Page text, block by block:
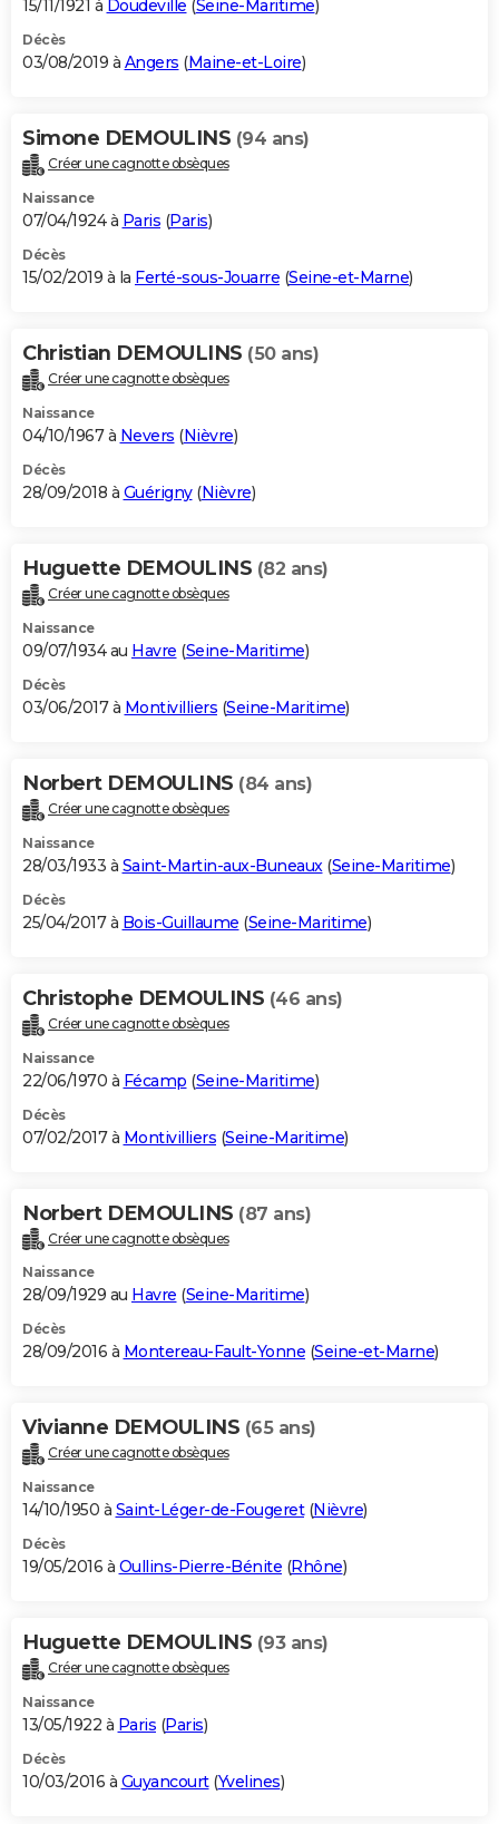
15/11/1921 à Doudeville (Seine-Maritime)
Décès
03/08/2019 à Angers (Maine-et-Loire)
Simone DEMOULINS (94 ans)
Créer une cagnotte obsèques
Naissance
07/04/1924 à Paris (Paris)
Décès
15/02/2019 à la Ferté-sous-Jouarre (Seine-et-Marne)
Christian DEMOULINS (50 ans)
Créer une cagnotte obsèques
Naissance
04/10/1967 à Nevers (Nièvre)
Décès
28/09/2018 à Guérigny(Nièvre)
Huguette DEMOULINS (82 ans)
Créer une cagnotte obsèques
Naissance
09/07/1934 au Havre (Seine-Maritime)
Décès
03/06/2017 à Montivilliers (Seine-Maritime)
Norbert DEMOULINS (84 ans)
Créer une cagnotte obsèques
Naissance
28/03/1933 à Saint-Martin-aux-Buneaux(Seine-Maritime)
Décès
25/04/2017 à Bois-Guillaume (Seine-Maritime)
Christophe DEMOULINS (46 ans)
Créer une cagnotte obsèques
Naissance
22/06/1970 à Fécamp (Seine-Maritime)
Décès
07/02/2017 à Montivilliers (Seine-Maritime)
Norbert DEMOULINS (87 ans)
Créer une cagnotte obsèques
Naissance
28/09/1929 au Havre (Seine-Maritime)
Décès
28/09/2016 à Montereau-Fault-Yonne (Seine-et-Marne)
Vivianne DEMOULINS (65 ans)
Créer une cagnotte obsèques
Naissance
14/10/1950 à Saint-Léger-de-Fougeret(Nièvre)
Décès
19/05/2016 à Oullins-Pierre-Bénite (Rhône)
Huguette DEMOULINS (93 ans)
Créer une cagnotte obsèques
Naissance
13/05/1922 à Paris (Paris)
Décès
10/03/2016 à Guyancourt(Yvelines)